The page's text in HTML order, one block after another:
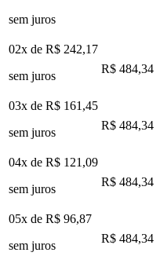
sem juros
02x de R$ 242,17
sem juros
R$ 484,34
03x de R$ 161,45
sem juros
R$ 484,34
04x de R$ 121,09
sem juros
R$ 484,34
05x de R$ 96,87
sem juros
R$ 484,34